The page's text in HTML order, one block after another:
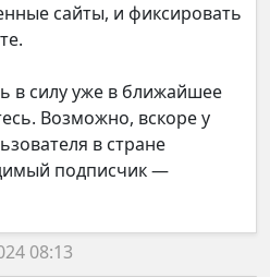
сайты, и фиксировать
в силу уже в ближайшее
Возможно, вскоре у
в стране
подписчик —
08:13